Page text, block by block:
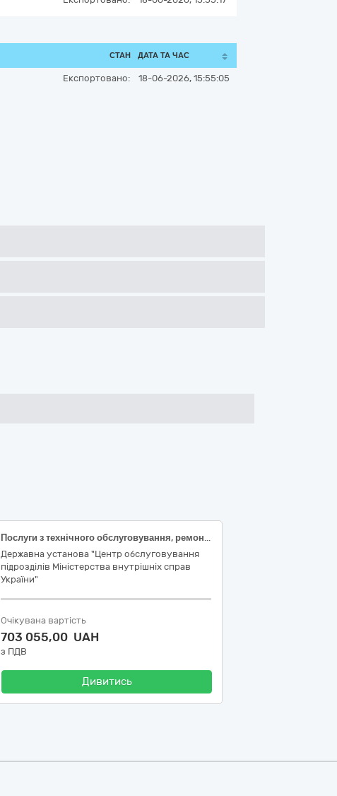
СТАН ДАТА ТА ЧАС
Експортовано: 18-06-2026, 15:55:05
Послуги з технічного обслуговування, ремонту та заміни віконних та дверних конструкцій на енергоефективні
Державна установа "Центр обслуговування
підрозділів Міністерства внутрішніх справ
України"
Очікувана вартість
703 055,00 UAH
з ПДВ
Дивитись